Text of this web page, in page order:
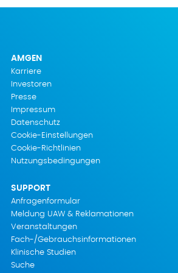
AMGEN
Karriere
Investoren
Presse
Impressum
Datenschutz
Cookie-Einstellungen
Cookie-Richtlinien
Nutzungsbedingungen
SUPPORT
Anfragenformular
Meldung UAW & Reklamationen
Veranstaltungen
Fach-/Gebrauchsinformationen
Klinische Studien
Suche